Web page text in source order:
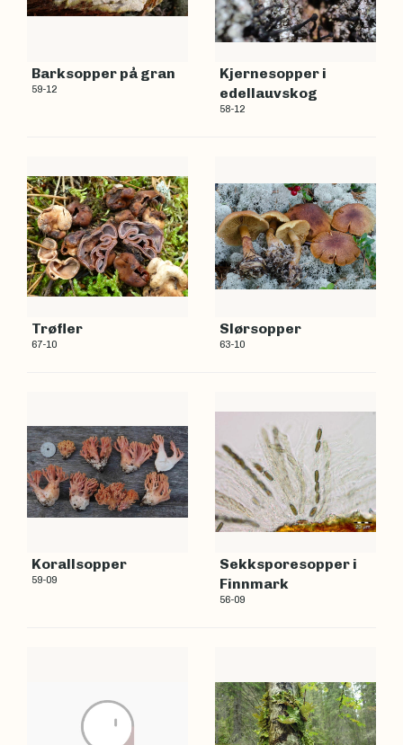
Barksopper på gran
59-12
Kjernesopper i
edellauvskog
58-12
Trøfler
67-10
Slørsopper
63-10
Korallsopper
59-09
Sekksporesopper i
Finnmark
56-09